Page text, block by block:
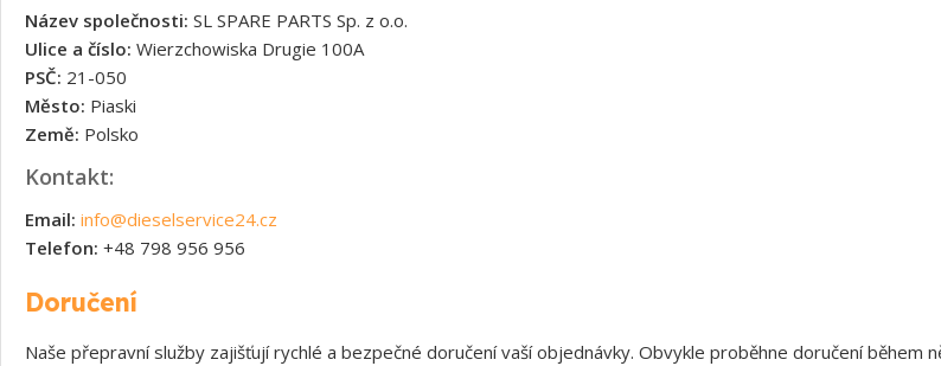
Název společnosti: SL SPARE PARTS Sp. z o.o.
Ulice a číslo: Wierzchowiska Drugie 100A
PSČ: 21-050
Město: Piaski
Země: Polsko
Kontakt:
Email: info@dieselservice24.cz
Telefon: +48 798 956 956
Doručení
Naše přepravní služby zajišťují rychlé a bezpečné doručení vaší objednávky. Obvykle proběhne doručení během